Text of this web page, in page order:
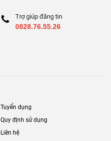
Trợ giúp đăng tin
0828.76.55.26
Tuyển dụng
Quy định sử dụng
Liên hệ